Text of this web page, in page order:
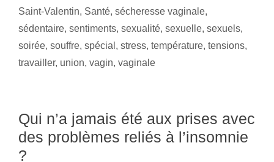
Saint-Valentin, Santé, sécheresse vaginale,
sédentaire, sentiments, sexualité, sexuelle, sexuels,
soirée, souffre, spécial , stress, température, tensions,
travailler, union, vagin, vaginale
Qui n’a jamais été aux prises avec
des problèmes reliés à l’insomnie
?